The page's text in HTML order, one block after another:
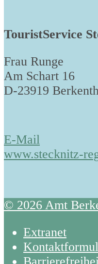
TouristService
Frau Runge
Am Schart 16
D-23919
E-Mail
www.stecknitz-
© 2026 Amt
Extranet